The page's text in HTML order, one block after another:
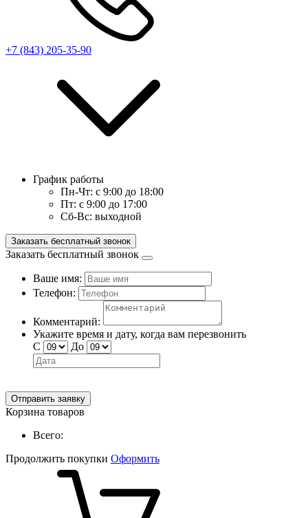
+7 (843) 205-35-90
График работы
Пн-Чт: с 9:00 до 18:00
Пт: с 9:00 до 17:00
Сб-Вс: выходной
Заказать бесплатный звонок
Заказать бесплатный звонок
Ваше имя:
Телефон:
Комментарий:
Укажите время и дату, когда вам перезвонить
С
До
Отправить заявку
Корзина товаров
Всего:
Продолжить покупки Оформить